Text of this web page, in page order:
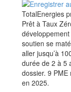
TotalEnergies
Prêt à Taux
soutien se
aller jusqu’à
durée de 2 à 5
dossier. 9
en 2025.